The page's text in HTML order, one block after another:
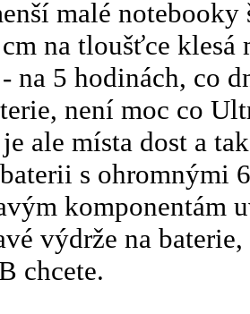
malé notebooky
na tloušťce klesá
na 5 hodinách, co
není moc co
ale místa dost a
s ohromnými
komponentám
výdrže na baterie,
chcete.